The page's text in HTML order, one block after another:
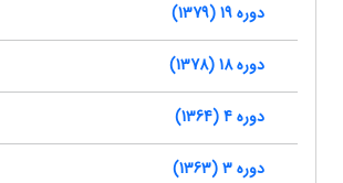
دوره 19 (1379)
دوره 18 (1378)
دوره 4 (1364)
دوره 3 (1363)